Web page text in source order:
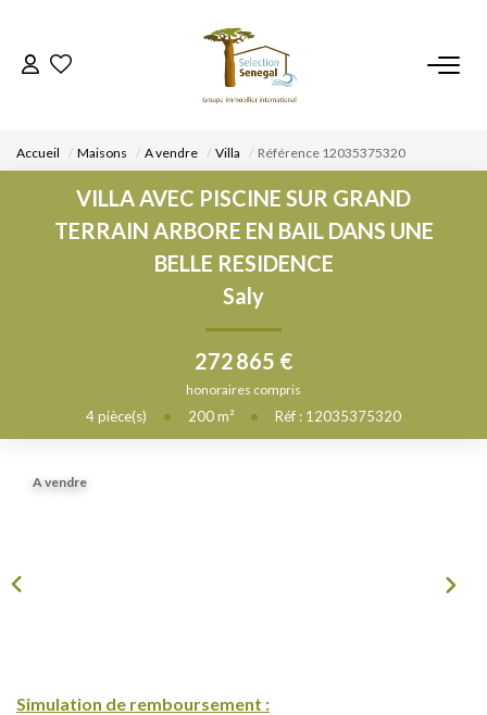
ACCUEIL
NOS BIENS
VENDRE UN BIEN
DÉPOSEZ VOTRE RECHERCHE
NOUS REJOINDRE
CONTACT
Accueil Maisons A vendre Villa Référence 12035375320
VILLA AVEC PISCINE SUR GRAND
TERRAIN ARBORE EN BAIL DANS UNE
BELLE RESIDENCE
Saly
272 865 €
honoraires compris
4pièce(s) • 200m² • Réf : 12035375320
A vendre
Simulation de remboursement :